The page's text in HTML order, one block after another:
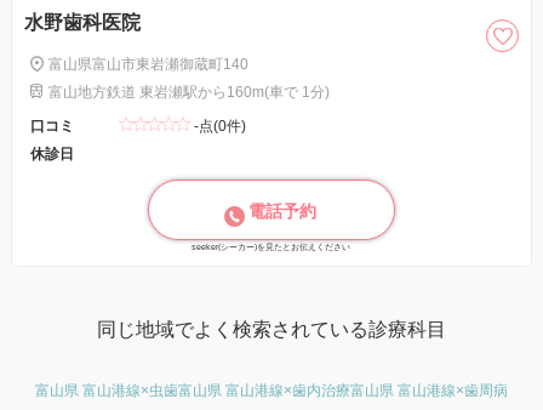
水野歯科医院
富山県富山市東岩瀬御蔵町140
富山地方鉄道 東岩瀬駅から160m(車で 1分)
口コミ
-点(0件)
休診日
電話予約
seeker(シーカー)を見たとお伝えください
同じ地域でよく検索されている診療科目
富山県 富山港線×虫歯富山県 富山港線×歯内治療富山県 富山港線×歯周病